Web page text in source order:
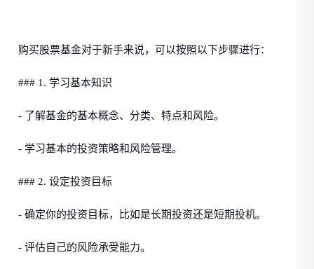
购买股票基金对于新手来说，可以按照以下步骤进行：
### 1. 学习基本知识
- 了解基金的基本概念、分类、特点和风险。
- 学习基本的投资策略和风险管理。
### 2. 设定投资目标
- 确定你的投资目标，比如是长期投资还是短期投机。
- 评估自己的风险承受能力。